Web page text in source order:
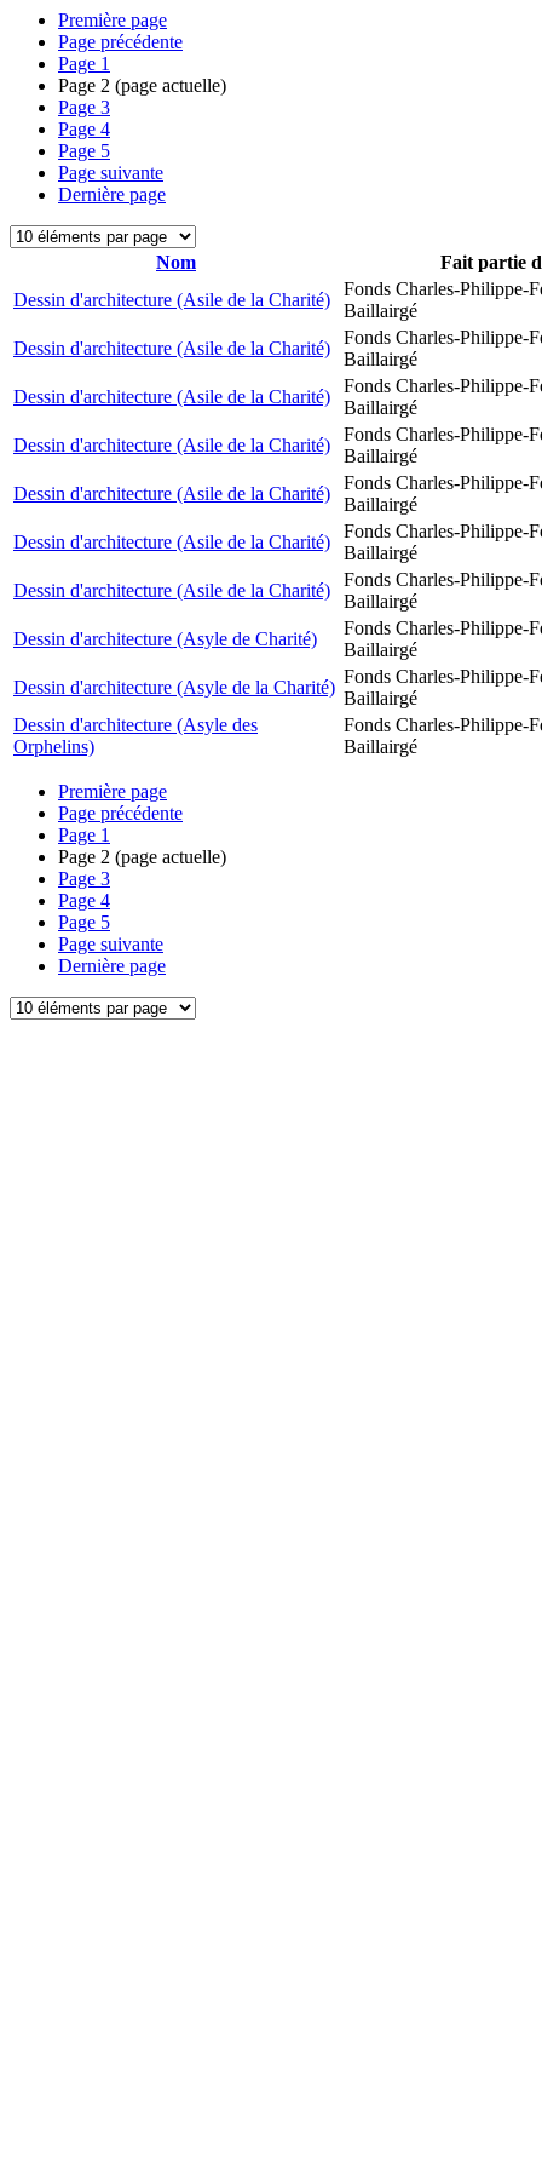
Première page
Page précédente
Page 1
Page 2 (page actuelle)
Page 3
Page 4
Page 5
Page suivante
Dernière page
Nom
Fait partie
Dessin d'architecture (Asile de la Charité)
Fonds Charles-Philippe-
Baillairgé
Dessin d'architecture (Asile de la Charité)
Fonds Charles-Philippe-
Baillairgé
Dessin d'architecture (Asile de la Charité)
Fonds Charles-Philippe-
Baillairgé
Dessin d'architecture (Asile de la Charité)
Fonds Charles-Philippe-
Baillairgé
Dessin d'architecture (Asile de la Charité)
Fonds Charles-Philippe-
Baillairgé
Dessin d'architecture (Asile de la Charité)
Fonds Charles-Philippe-
Baillairgé
Dessin d'architecture (Asile de la Charité)
Fonds Charles-Philippe-
Baillairgé
Dessin d'architecture (Asyle de Charité)
Fonds Charles-Philippe-
Baillairgé
Dessin d'architecture (Asyle de la Charité)
Fonds Charles-Philippe-
Baillairgé
Dessin d'architecture (Asyle des
Orphelins)
Fonds Charles-Philippe-
Baillairgé
Première page
Page précédente
Page 1
Page 2 (page actuelle)
Page 3
Page 4
Page 5
Page suivante
Dernière page